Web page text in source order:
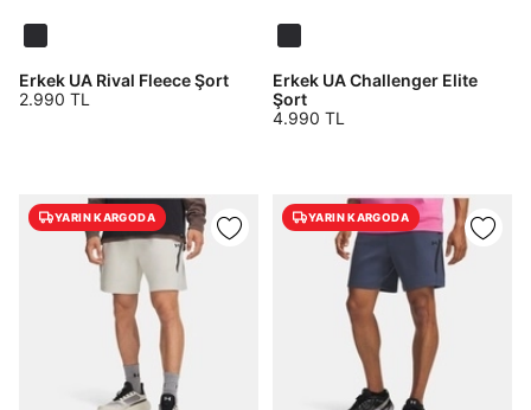
Erkek UA Rival Fleece Şort
2.990 TL
Erkek UA Challenger Elite
Şort
4.990 TL
YARIN KARGODA YARIN KARGODA